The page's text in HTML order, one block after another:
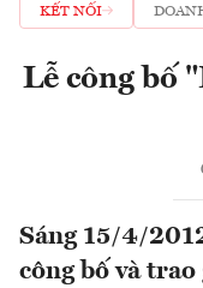
KẾT NỐI
Lễ công bố
Sáng 15/4/
công bố và